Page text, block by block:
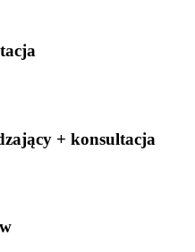
+ konsultacja